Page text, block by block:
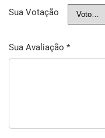
Sua Votação
Sua Avaliação *